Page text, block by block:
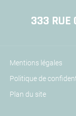
333 RUE
Mentions légales
Politique de
Plan du site